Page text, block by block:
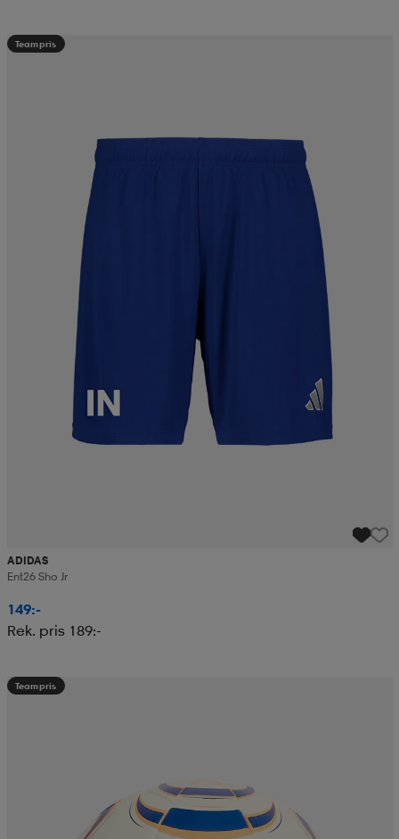
Teampris
ADIDAS
Ent26 Sho Jr
149:-
Rek. pris 189:-
Teampris